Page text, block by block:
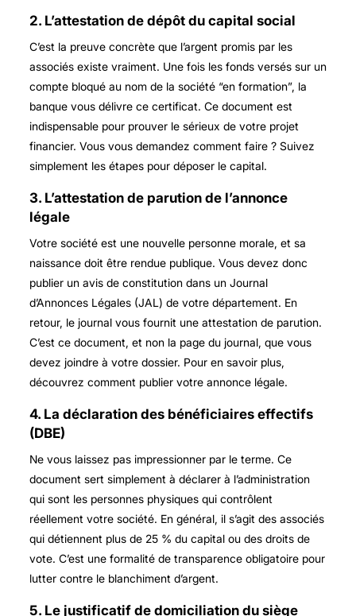
2. L’attestation de dépôt du capital social
C’est la preuve concrète que l’argent promis par les
associés existe vraiment. Une fois les fonds versés sur un
compte bloqué au nom de la société “en formation”, la
banque vous délivre ce certificat. Ce document est
indispensable pour prouver le sérieux de votre projet
financier. Vous vous demandez comment faire ? Suivez
simplement les étapes pour déposer le capital.
3. L’attestation de parution de l’annonce
légale
Votre société est une nouvelle personne morale, et sa
naissance doit être rendue publique. Vous devez donc
publier un avis de constitution dans un Journal
d’Annonces Légales (JAL) de votre département. En
retour, le journal vous fournit une attestation de parution.
C’est ce document, et non la page du journal, que vous
devez joindre à votre dossier. Pour en savoir plus,
découvrez comment publier votre annonce légale.
4. La déclaration des bénéficiaires effectifs
(DBE)
Ne vous laissez pas impressionner par le terme. Ce
document sert simplement à déclarer à l’administration
qui sont les personnes physiques qui contrôlent
réellement votre société. En général, il s’agit des associés
qui détiennent plus de 25 % du capital ou des droits de
vote. C’est une formalité de transparence obligatoire pour
lutter contre le blanchiment d’argent.
5. Le justificatif de domiciliation du siège